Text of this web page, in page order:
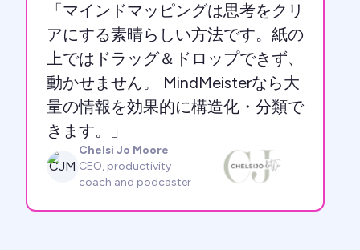
「マインドマッピングは思考をクリ
アにする素晴らしい方法です。紙の
上ではドラッグ＆ドロップできず、
動かせません。 MindMeisterなら大
量の情報を効果的に構造化・分類で
きます。」
CJM
Chelsi Jo Moore
CEO, productivity
coach and podcaster